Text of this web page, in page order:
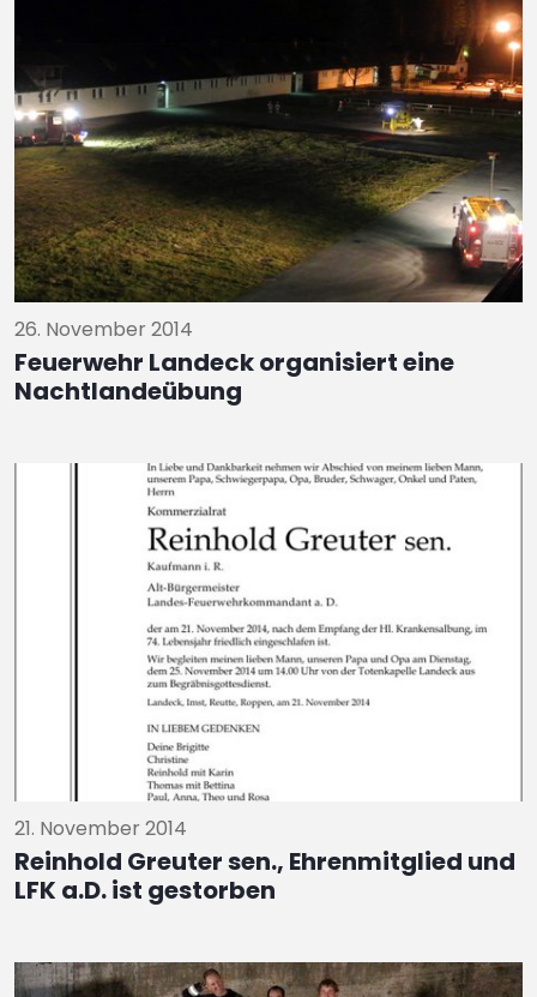
26. November 2014
Feuerwehr Landeck organisiert eine
Nachtlandeübung
21. November 2014
Reinhold Greuter sen., Ehrenmitglied und
LFK a.D. ist gestorben